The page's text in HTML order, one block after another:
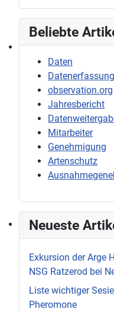
Beliebte
Daten
Datenerfassung
observation.org
Jahresbericht
Mitarbeiter
Genehmigung
Artenschutz
Neueste
Exkursion der Arge
NSG Ratzerod bei
Liste wichtiger
Pheromone